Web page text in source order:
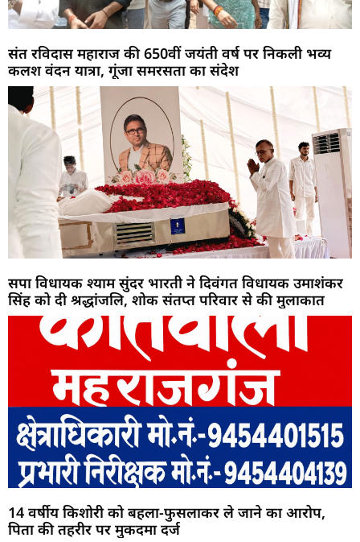
संत रविदास महाराज की 650वीं जयंती वर्ष पर निकली भव्य
कलश वंदन यात्रा, गूंजा समरसता का संदेश
सपा विधायक श्याम सुंदर भारती ने दिवंगत विधायक उमाशंकर
सिंह को दी श्रद्धांजलि, शोक संतप्त परिवार से की मुलाकात
14 वर्षीय किशोरी को बहला-फुसलाकर ले जाने का आरोप,
पिता की तहरीर पर मुकदमा दर्ज